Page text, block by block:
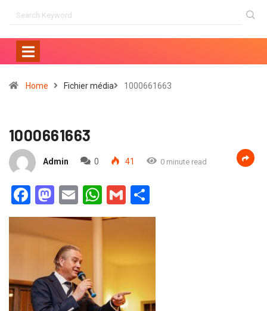
Home Fichier média 1000661663
1000661663
Admin 0 41 0 minute read
Facebook
Mastodon
EmailWhatsApp
Gmail